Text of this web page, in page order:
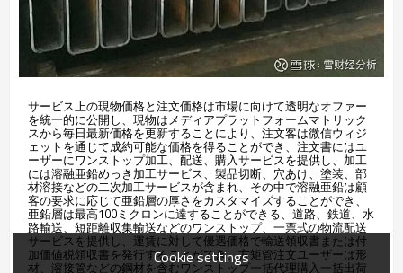
サービス上の現物価格と注文価格は市場に向けて透明なオファー
を統一的に公開し、現物はメディアプラットフォームマトリック
スから毎日最新価格を更新することにより、注文客は微信ウィジ
ェットを通じて成約可能な価格を得ることができ、注文書にはユ
ーザーにワンストップ加工、配送、購入サービスを提供し、加工
には溶融亜鉛めっき加工サービス、製品切断、穴あけ、塗装、部
材溶接などの二次加工サービスが含まれ、その中で溶融亜鉛は顧
客の要求に応じて亜鉛層の厚さをカスタマイズすることができ、
亜鉛層は最高100ミクロンに達することができる、道路、鉄道、水
路輸送、短距離収集輸送などのワンストップ、一票式の物流配送
サービスを提供し、運賃に対して優遇価格で輸送領収書または付
加価値税領収書を発行することができ、方矩管注文ユーザーは形
材、溶接管などの鋼材を含むワンストップ一括代理購入一括出荷
Cookie settings